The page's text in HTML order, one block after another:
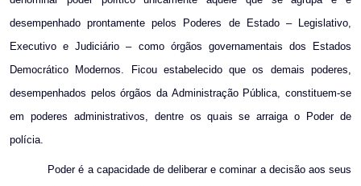
desempenhado prontamente pelos Poderes de Estado – Legislativo,
Executivo e Judiciário – como órgãos governamentais dos Estados
Democrático Modernos. Ficou estabelecido que os demais poderes,
desempenhados pelos órgãos da Administração Pública, constituem-se
em poderes administrativos, dentre os quais se arraiga o Poder de
polícia.
Poder é a capacidade de deliberar e cominar a decisão aos seus